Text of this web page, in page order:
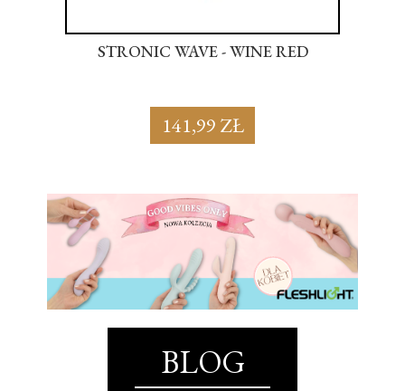
STRONIC WAVE - WINE RED
141,99 ZŁ
BLOG